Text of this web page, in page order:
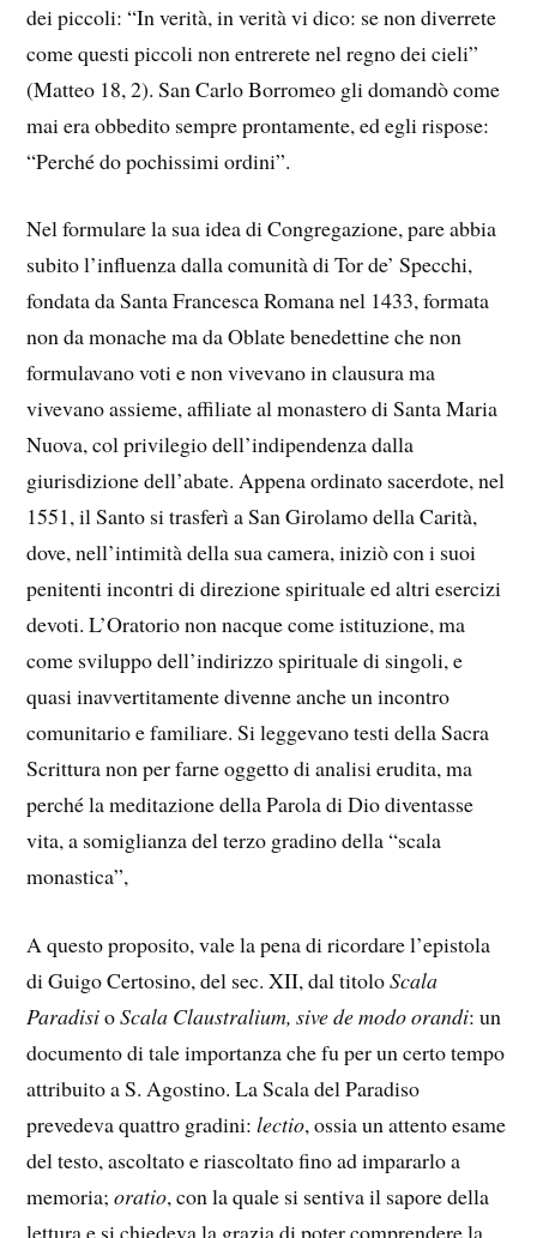
dei piccoli: “In verità, in verità vi dico: se non diverrete
come questi piccoli non entrerete nel regno dei cieli”
(Matteo 18, 2). San Carlo Borromeo gli domandò come
mai era obbedito sempre prontamente, ed egli rispose:
“Perché do pochissimi ordini”.
Nel formulare la sua idea di Congregazione, pare abbia
subito l’influenza dalla comunità di Tor de’ Specchi,
fondata da Santa Francesca Romana nel 1433, formata
non da monache ma da Oblate benedettine che non
formulavano voti e non vivevano in clausura ma
vivevano assieme, affiliate al monastero di Santa Maria
Nuova, col privilegio dell’indipendenza dalla
giurisdizione dell’abate. Appena ordinato sacerdote, nel
1551, il Santo si trasferì a San Girolamo della Carità,
dove, nell’intimità della sua camera, iniziò con i suoi
penitenti incontri di direzione spirituale ed altri esercizi
devoti. L’Oratorio non nacque come istituzione, ma
come sviluppo dell’indirizzo spirituale di singoli, e
quasi inavvertitamente divenne anche un incontro
comunitario e familiare. Si leggevano testi della Sacra
Scrittura non per farne oggetto di analisi erudita, ma
perché la meditazione della Parola di Dio diventasse
vita, a somiglianza del terzo gradino della “scala
monastica”,
A questo proposito, vale la pena di ricordare l’epistola
di Guigo Certosino, del sec. XII, dal titoloScala
ParadisioScala Claustralium, sive de modo orandi: un
documento di tale importanza che fu per un certo tempo
attribuito a S. Agostino. La Scala del Paradiso
prevedeva quattro gradini:lectio, ossia un attento esame
del testo, ascoltato e riascoltato fino ad impararlo a
memoria;oratio, con la quale si sentiva il sapore della
lettura e si chiedeva la grazia di poter comprendere la